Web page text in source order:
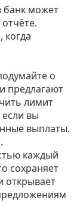
банк может
когда
о
предлагают
лимит
вы
выплаты.
каждый
сохраняет
открывает